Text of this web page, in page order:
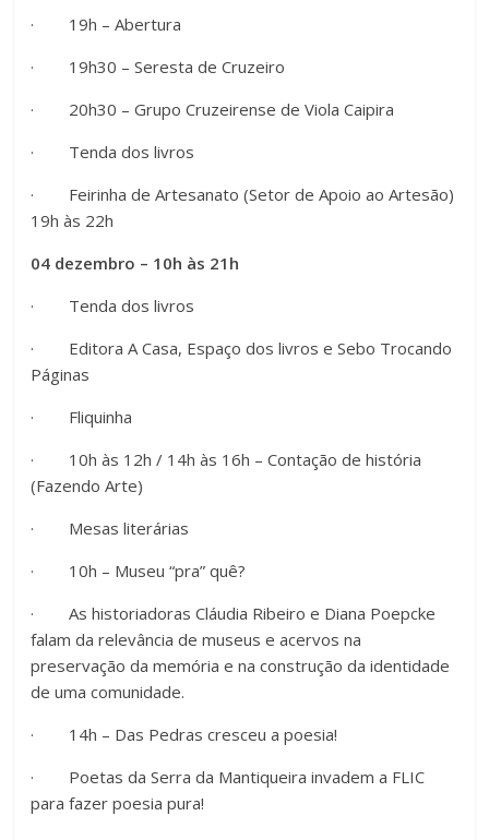
· 19h – Abertura
· 19h30 – Seresta de Cruzeiro
· 20h30 – Grupo Cruzeirense de Viola Caipira
· Tenda dos livros
· Feirinha de Artesanato (Setor de Apoio ao Artesão)
19h às 22h
04 dezembro – 10h às 21h
· Tenda dos livros
· Editora A Casa, Espaço dos livros e Sebo Trocando
Páginas
· Fliquinha
· 10h às 12h / 14h às 16h – Contação de história
(Fazendo Arte)
· Mesas literárias
· 10h – Museu “pra” quê?
· As historiadoras Cláudia Ribeiro e Diana Poepcke
falam da relevância de museus e acervos na
preservação da memória e na construção da identidade
de uma comunidade.
· 14h – Das Pedras cresceu a poesia!
· Poetas da Serra da Mantiqueira invadem a FLIC
para fazer poesia pura!